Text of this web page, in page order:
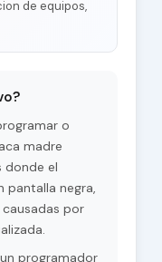
de equipos,
o
madre
donde el
pantalla negra,
por
programador